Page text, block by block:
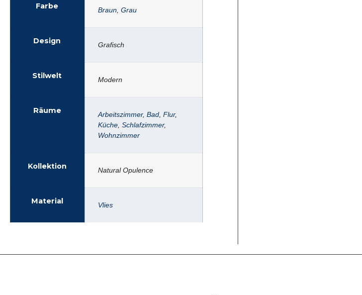
Farbe Braun Grau
Design Grafisch
Stilwelt Modern
Räume Arbeitszimmer, Bad Flur,
Küche Schlafzimmer,
Wohnzimmer
Kollektion Natural Opulence
Material Vlies